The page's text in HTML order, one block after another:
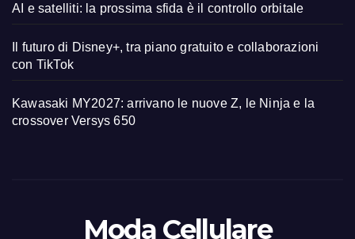
AI e satelliti: la prossima sfida è il controllo orbitale
Il futuro di Disney+, tra piano gratuito e collaborazioni
con TikTok
Kawasaki MY2027: arrivano le nuove Z, le Ninja e la
crossover Versys 650
Moda Cellulare